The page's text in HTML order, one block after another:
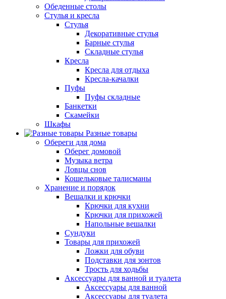
Обеденные столы
Стулья и кресла
Стулья
Декоративные стулья
Барные стулья
Складные стулья
Кресла
Кресла для отдыха
Кресла-качалки
Пуфы
Пуфы складные
Банкетки
Скамейки
Шкафы
Разные товары
Обереги для дома
Оберег домовой
Музыка ветра
Ловцы снов
Кошельковые талисманы
Хранение и порядок
Вешалки и крючки
Крючки для кухни
Крючки для прихожей
Напольные вешалки
Сундуки
Товары для прихожей
Ложки для обуви
Подставки для зонтов
Трость для ходьбы
Аксессуары для ванной и туалета
Аксессуары для ванной
Аксессуары для туалета